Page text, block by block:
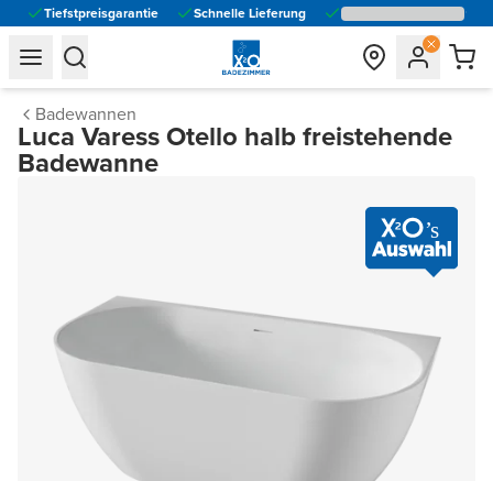
Tiefstpreisgarantie Schnelle Lieferung
general.navigation.toggle_menu.label
general.navigation.toggle_menu.label
Badewannen
Luca Varess Otello halb freistehende
Badewanne